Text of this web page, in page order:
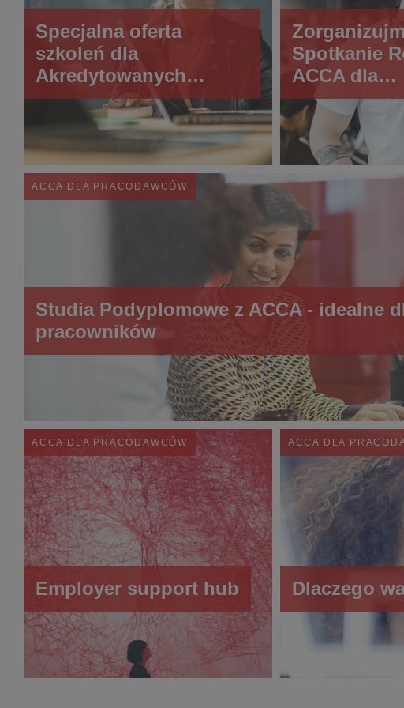
Specjalna oferta
szkoleń dla
Akredytowanych
Pracodawców ACCA
Spotkanie
ACCA dla
ACCA DLA PRACODAWCÓW
Studia Podyplomowe z ACCA - idealne
pracowników
ACCA DLA PRACODAWCÓW
Employer support hub
ACCA DLA
Dlaczego